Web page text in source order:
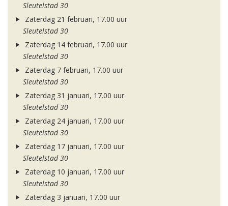
Sleutelstad 30
Zaterdag 21 februari, 17.00 uur
Sleutelstad 30
Zaterdag 14 februari, 17.00 uur
Sleutelstad 30
Zaterdag 7 februari, 17.00 uur
Sleutelstad 30
Zaterdag 31 januari, 17.00 uur
Sleutelstad 30
Zaterdag 24 januari, 17.00 uur
Sleutelstad 30
Zaterdag 17 januari, 17.00 uur
Sleutelstad 30
Zaterdag 10 januari, 17.00 uur
Sleutelstad 30
Zaterdag 3 januari, 17.00 uur